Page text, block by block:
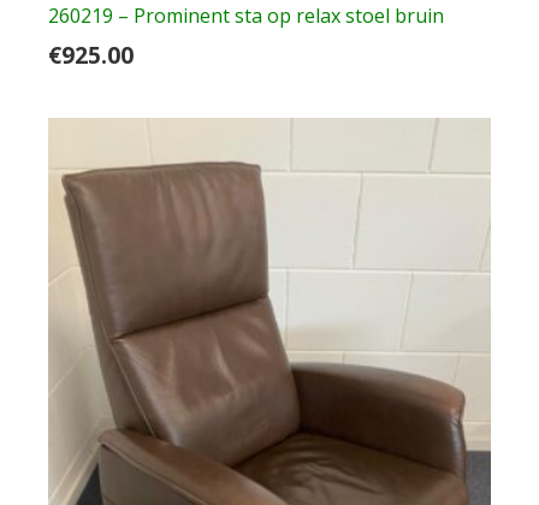
260219 – Prominent sta op relax stoel bruin
€925.00